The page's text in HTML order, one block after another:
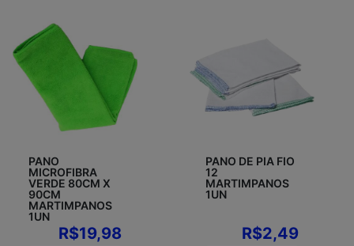
PANO
MICROFIBRA
VERDE 80CM X
90CM
MARTIMPANOS
1UN
R$19,98
PANO DE PIA FIO
12
MARTIMPANOS
1UN
R$2,49